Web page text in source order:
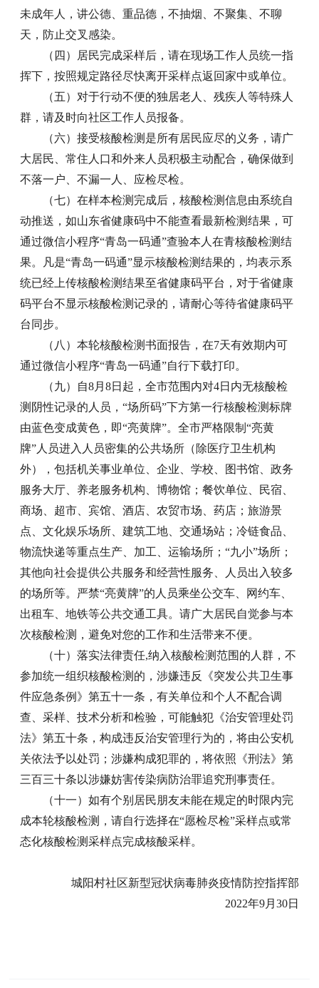
未成年人，讲公德、重品德，不抽烟、不聚集、不聊
天，防止交叉感染。
（四）居民完成采样后，请在现场工作人员统一指
挥下，按照规定路径尽快离开采样点返回家中或单位。
（五）对于行动不便的独居老人、残疾人等特殊人
群，请及时向社区工作人员报备。
（六）接受核酸检测是所有居民应尽的义务，请广
大居民、常住人口和外来人员积极主动配合，确保做到
不落一户、不漏一人、应检尽检。
（七）在样本检测完成后，核酸检测信息由系统自
动推送，如山东省健康码中不能查看最新检测结果，可
通过微信小程序“青岛一码通”查验本人在青核酸检测结
果。凡是“青岛一码通”显示核酸检测结果的，均表示系
统已经上传核酸检测结果至省健康码平台，对于省健康
码平台不显示核酸检测记录的，请耐心等待省健康码平
台同步。
（八）本轮核酸检测书面报告，在7天有效期内可
通过微信小程序“青岛一码通”自行下载打印。
（九）自8月8日起，全市范围内对4日内无核酸检
测阴性记录的人员，“场所码”下方第一行核酸检测标牌
由蓝色变成黄色，即“亮黄牌”。全市严格限制“亮黄
牌”人员进入人员密集的公共场所（除医疗卫生机构
外），包括机关事业单位、企业、学校、图书馆、政务
服务大厅、养老服务机构、博物馆；餐饮单位、民宿、
商场、超市、宾馆、酒店、农贸市场、药店；旅游景
点、文化娱乐场所、建筑工地、交通场站；冷链食品、
物流快递等重点生产、加工、运输场所；“九小”场所；
其他向社会提供公共服务和经营性服务、人员出入较多
的场所等。严禁“亮黄牌”的人员乘坐公交车、网约车、
出租车、地铁等公共交通工具。请广大居民自觉参与本
次核酸检测，避免对您的工作和生活带来不便。
（十）落实法律责任,纳入核酸检测范围的人群，不
参加统一组织核酸检测的，涉嫌违反《突发公共卫生事
件应急条例》第五十一条，有关单位和个人不配合调
查、采样、技术分析和检验，可能触犯《治安管理处罚
法》第五十条，构成违反治安管理行为的，将由公安机
关依法予以处罚；涉嫌构成犯罪的，将依照《刑法》第
三百三十条以涉嫌妨害传染病防治罪追究刑事责任。
（十一）如有个别居民朋友未能在规定的时限内完
成本轮核酸检测，请自行选择在“愿检尽检”采样点或常
态化核酸检测采样点完成核酸采样。
城阳村社区新型冠状病毒肺炎疫情防控指挥部
2022年9月30日